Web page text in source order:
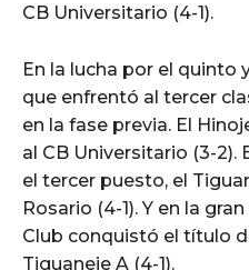
CB Universitario (4-1).
En la lucha por el quinto
que enfrentó al tercer
en la fase previa. El
al CB Universitario (3-
el tercer puesto, el
Rosario (4-1). Y en la
Club conquistó el título
Tiguaneje A (4-1).